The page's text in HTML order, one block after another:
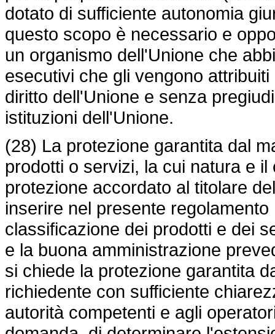
dotato di sufficiente autonomia
questo scopo è necessario e
un organismo dell'Unione che
esecutivi che gli vengono
diritto dell'Unione e senza
istituzioni dell'Unione.
(28) La protezione garantita dal
prodotti o servizi, la cui natura e
protezione accordato al titolare
inserire nel presente
classificazione dei prodotti e dei
e la buona amministrazione
si chiede la protezione garantita
richiedente con sufficiente
autorità competenti e agli